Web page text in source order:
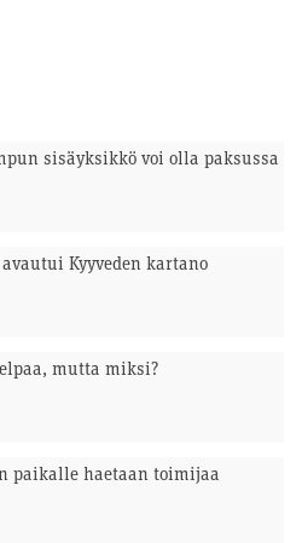
sisäyksikkö voi olla paksussa
Kyyveden kartano
mutta miksi?
paikalle haetaan toimijaa